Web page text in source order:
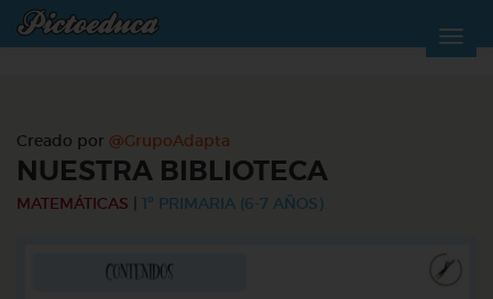
Creado por @GrupoAdapta
NUESTRA BIBLIOTECA
MATEMÁTICAS 1º PRIMARIA (6-7 AÑOS)